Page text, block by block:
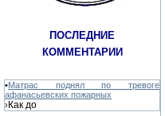
ПОСЛЕДНИЕ
КОММЕНТАРИИ
•Матрас поднял по тревоге
афанасьевских пожарных
›Как до